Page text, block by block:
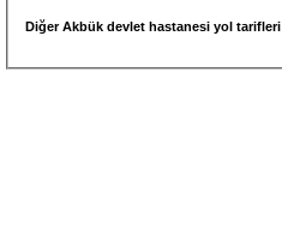
Diğer Akbük devlet hastanesi yol tarifleri